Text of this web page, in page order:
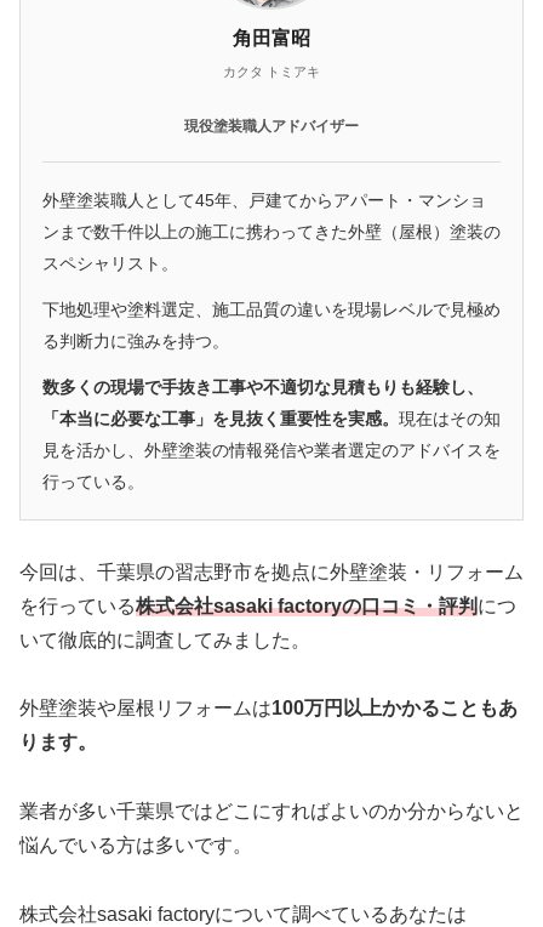
角田富昭
カクタ トミアキ
現役塗装職人アドバイザー
外壁塗装職人として45年、戸建てからアパート・マンショ
ンまで数千件以上の施工に携わってきた外壁（屋根）塗装の
スペシャリスト。
下地処理や塗料選定、施工品質の違いを現場レベルで見極め
る判断力に強みを持つ。
数多くの現場で手抜き工事や不適切な見積もりも経験し、
「本当に必要な工事」を見抜く重要性を実感。 現在はその知
見を活かし、外壁塗装の情報発信や業者選定のアドバイスを
行っている。
今回は、千葉県の習志野市を拠点に外壁塗装・リフォーム
を行っている株式会社sasaki factoryの口コミ・評判につ
いて徹底的に調査してみました。
外壁塗装や屋根リフォームは100万円以上かかることもあ
ります。
業者が多い千葉県ではどこにすればよいのか分からないと
悩んでいる方は多いです。
株式会社sasaki factoryについて調べているあなたは